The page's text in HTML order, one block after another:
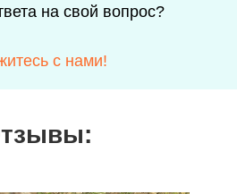
на свой вопрос?
с нами!